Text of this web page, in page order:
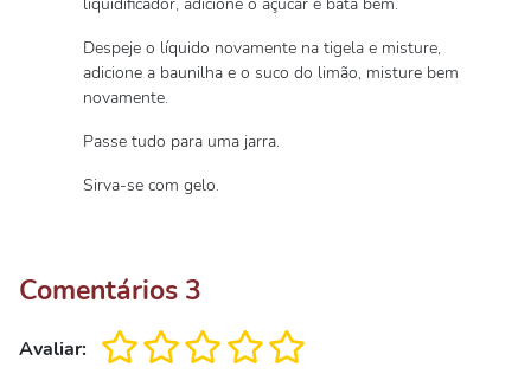
Despeje o líquido novamente na tigela e misture,
adicione a baunilha e o suco do limão, misture bem
novamente.
Passe tudo para uma jarra.
Sirva-se com gelo.
Comentários 3
Avaliar: